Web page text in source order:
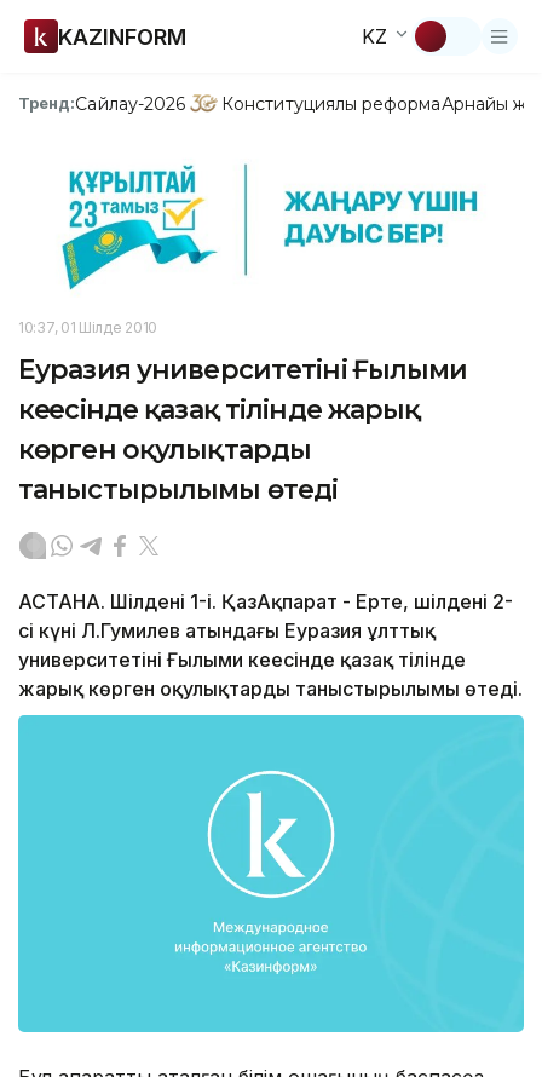
KAZINFORM KZ
Тренд:Сайлау-2026 Конституциялық реформаАрнайы
10:37, 01 Шілде 2010
Еуразия университетінің Ғылыми
кеңесінде қазақ тілінде жарық
көрген оқулықтардың
таныстырылымы өтеді
АСТАНА. Шілденің 1-і. ҚазАқпарат - Ертең, шілденің 2-
сі күні Л.Гумилев атындағы Еуразия ұлттық
университетінің Ғылыми кеңесінде қазақ тілінде
жарық көрген оқулықтардың таныстырылымы өтеді.